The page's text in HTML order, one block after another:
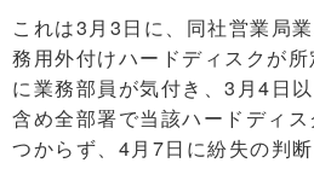
これは3月3日に、同社営業局
務用外付けハードディスクが
に業務部員が気付き、3月4日
含め全部署で当該ハードディ
つからず、4月7日に紛失の判